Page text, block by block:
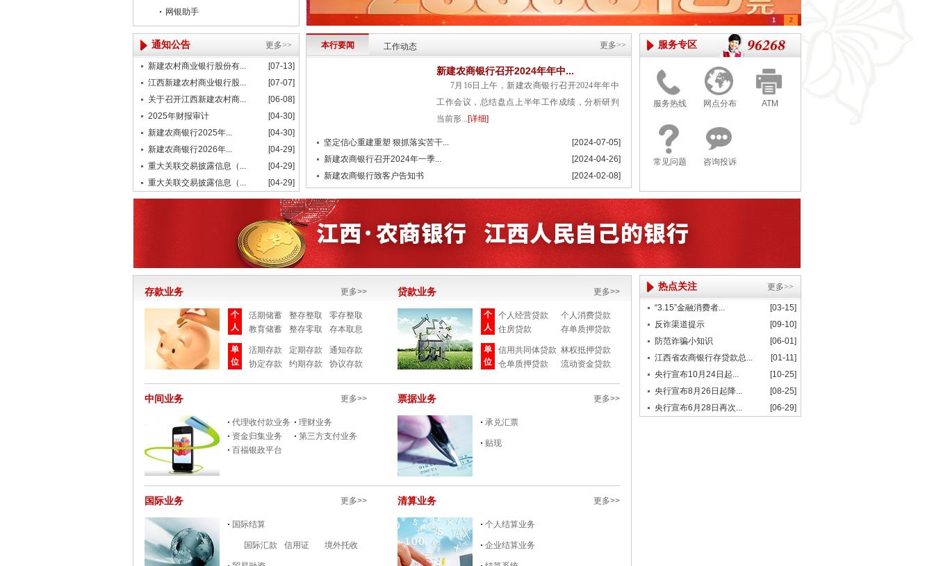
网银助手
1 2
通知公告 更多>>
新建农村商业银行股份有...
[07-13]
江西新建农村商业银行股...
[07-07]
关于召开江西新建农村商...
[06-08]
2025年财报审计
[04-30]
新建农商银行2025年...
[04-30]
新建农商银行2026年...
[04-29]
重大关联交易披露信息（...
[04-29]
重大关联交易披露信息（...
[04-29]
本行要闻 工作动态 更多>>
新建农商银行召开2024年年中...
7月16日上午，新建农商银行召开2024年年中
工作会议，总结盘点上半年工作成绩，分析研判
当前形...[详细]
坚定信心重建重塑 狠抓落实苦干...
[2024-07-05]
新建农商银行召开2024年一季...
[2024-04-26]
新建农商银行致客户告知书
[2024-02-08]
服务专区
服务热线 网点分布 ATM
常见问题 咨询投诉
存款业务 更多>>
个
人
活期储蓄 整存整取
零存整取
教育储蓄
整存零取 存本取息
单
位
活期存款 定期存款
通知存款
协定存款
约期存款 协议存款
贷款业务 更多>>
个
人
个人经营贷款
个人消费贷款
住房贷款
存单质押贷款
单
位
信用共同体贷款 林权抵押贷款
仓单质押贷款
流动资金贷款
中间业务 更多>>
代理收付款业务
理财业务
资金归集业务
第三方支付业务
百福银政平台
票据业务 更多>>
承兑汇票
贴现
国际业务 更多>>
国际结算
国际汇款 信用证 境外托收
清算业务 更多>>
个人结算业务
企业结算业务
热点关注 更多>>
“3.15”金融消费者...
[03-15]
反诈渠道提示
[09-10]
防范诈骗小知识
[06-01]
江西省农商银行存贷款总...
[01-11]
央行宣布10月24日起...
[10-25]
央行宣布8月26日起降...
[08-25]
央行宣布6月28日再次...
[06-29]